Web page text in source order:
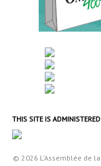
THIS SITE IS
© 2026 L'Assemblée de